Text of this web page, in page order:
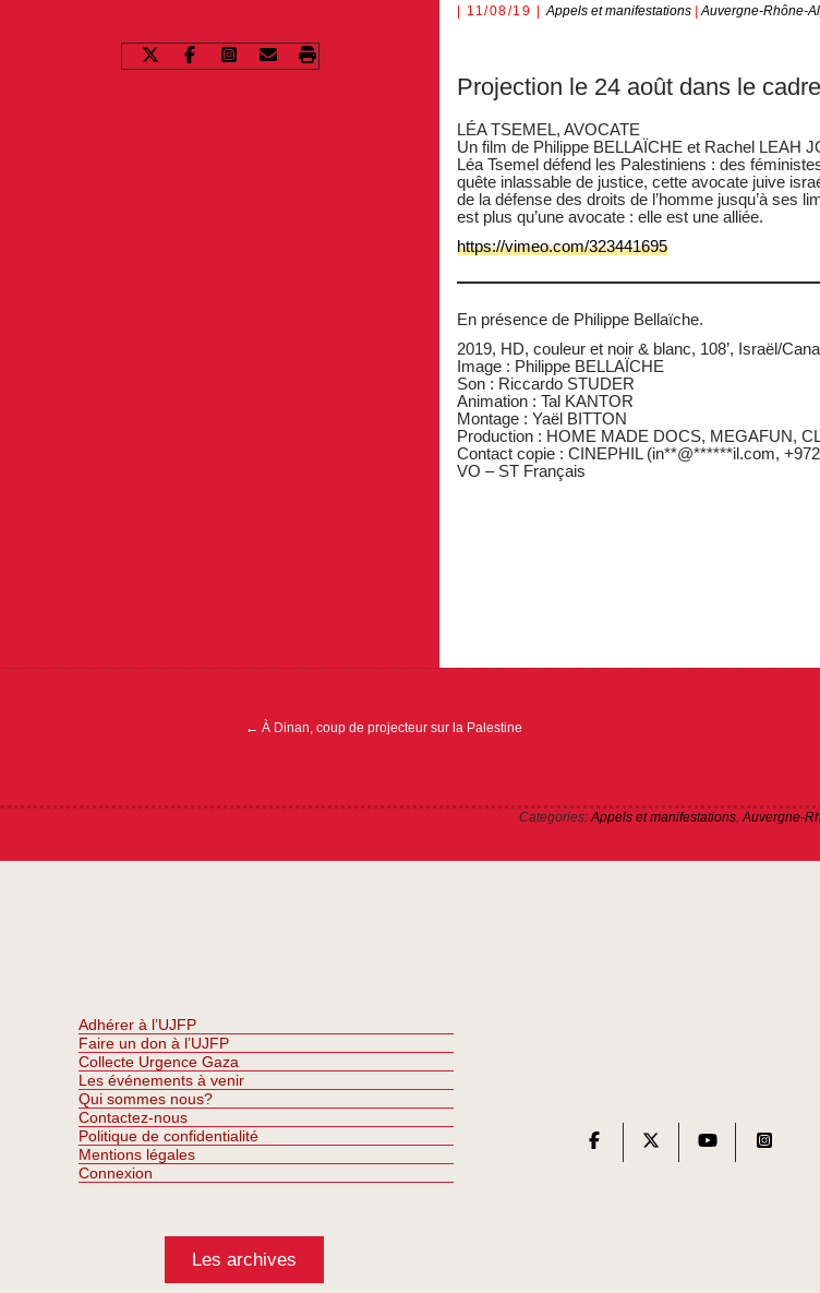
11/08/19 Appels et manifestations| Auvergne-Rhône-
Projection le 24 août dans le
LÉA TSEMEL, AVOCATE
Un film de Philippe BELLAÏCHE et Rachel LEAH
Léa Tsemel défend les Palestiniens : des
quête inlassable de justice, cette avocate juive
de la défense des droits de l’homme jusqu’à ses
est plus qu’une avocate : elle est une alliée.
https://vimeo.com/323441695
En présence de Philippe Bellaïche.
2019, HD, couleur et noir & blanc, 108’, Israël/
Image : Philippe BELLAÏCHE
Son : Riccardo STUDER
Animation : Tal KANTOR
Montage : Yaël BITTON
Production : HOME MADE DOCS, MEGAFUN,
Contact copie : CINEPHIL (in**@******il.com,
VO – ST Français
Navigation
← À Dinan, coup de projecteur sur la Palestine
Categories: Appels et manifestations, Auvergne-
Adhérer à l’UJFP
Faire un don à l’UJFP
Collecte Urgence Gaza
Les événements à venir
Qui sommes nous?
Contactez-nous
Politique de confidentialité
Mentions légales
Connexion
Les archives